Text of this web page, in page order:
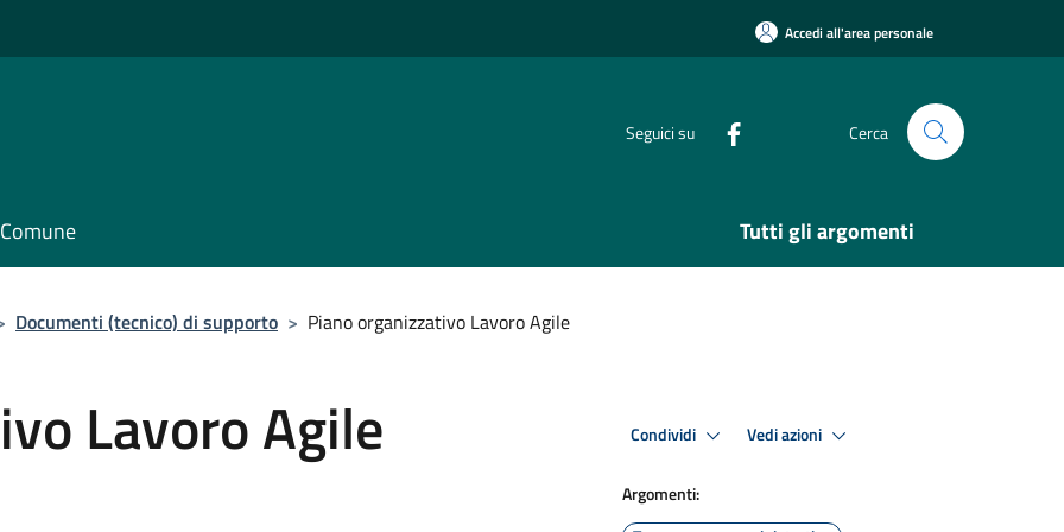
Accedi all'area personale
Seguici su Cerca
Tutti gli argomenti
Documenti (tecnico) di supporto > Piano organizzativo Lavoro Agile
Lavoro Agile Condividi Vedi azioni
Argomenti: